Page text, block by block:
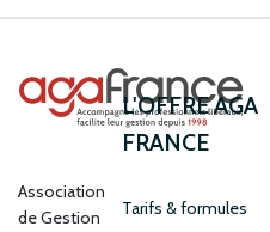
Association
de Gestion
L'OFFRE AGA
FRANCE
Tarifs & formules